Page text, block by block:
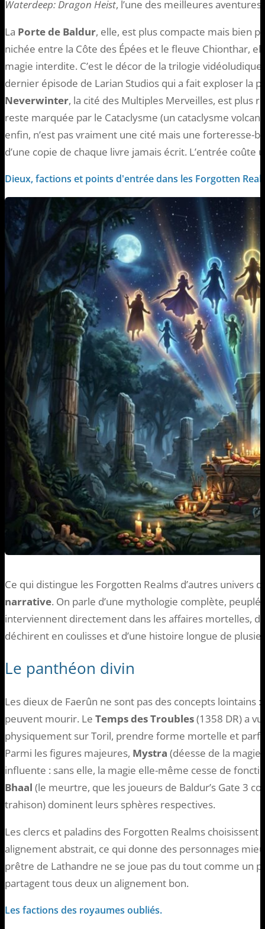
Waterdeep: Dragon Heist, l’une des meilleures
La Porte de Baldur, elle, est plus compacte mais bien
nichée entre la Côte des Épées et le fleuve Chionthar,
magie interdite. C’est le décor de la trilogie
dernier épisode de Larian Studios qui a fait exploser la
Neverwinter, la cité des Multiples Merveilles, est plus
reste marquée par le Cataclysme (un cataclysme
enfin, n’est pas vraiment une cité mais une forteresse-
d’une copie de chaque livre jamais écrit. L’entrée coûte
Dieux, factions et points d'entrée dans les Forgotten
Ce qui distingue les Forgotten Realms d’autres univers
narrative. On parle d’une mythologie complète,
interviennent directement dans les affaires mortelles,
déchirent en coulisses et d’une histoire longue de
Le panthéon divin
Les dieux de Faerûn ne sont pas des concepts lointains
peuvent mourir. Le Temps des Troubles(1358 DR) a
physiquement sur Toril, prendre forme mortelle et
Parmi les figures majeures, Mystra (déesse de la
influente : sans elle, la magie elle-même cesse de
Bhaal (le meurtre, que les joueurs de Baldur’s Gate 3
trahison) dominent leurs sphères respectives.
Les clercs et paladins des Forgotten Realms choisissent
alignement abstrait, ce qui donne des personnages
prêtre de Lathandre ne se joue pas du tout comme un
partagent tous deux un alignement bon.
Les factions des royaumes oubliés.